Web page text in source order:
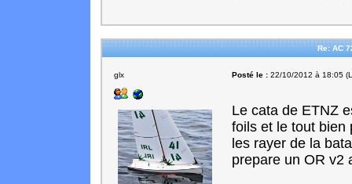
Re: AC
glx Posté le : 22/10/2012 à 18:05
Le cata de ETNZ
foils et le tout bien
les rayer de la
prepare un OR v2